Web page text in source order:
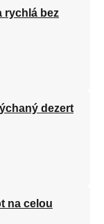
rychlá bez
dezert
na celou